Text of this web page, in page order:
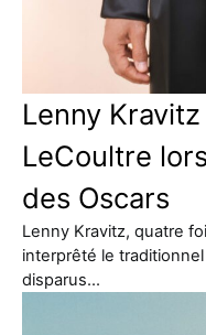
Lenny
LeCoultre
des Oscars
Lenny Kravitz, quatre
interprêté le
disparus…